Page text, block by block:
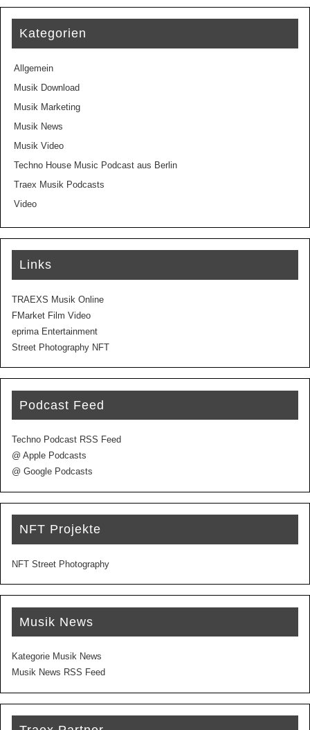
Kategorien
Allgemein
Musik Download
Musik Marketing
Musik News
Musik Video
Techno House Music Podcast aus Berlin
Traex Musik Podcasts
Video
Links
TRAEXS Musik Online
FMarket Film Video
eprima Entertainment
Street Photography NFT
Podcast Feed
Techno Podcast RSS Feed
@ Apple Podcasts
@ Google Podcasts
NFT Projekte
NFT Street Photography
Musik News
Kategorie Musik News
Musik News RSS Feed